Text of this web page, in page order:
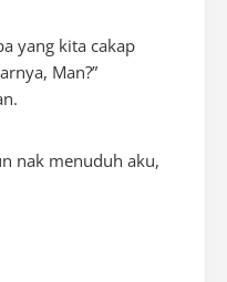
yang kita cakap
Man?”
nak menuduh aku,